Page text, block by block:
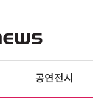
공연전시